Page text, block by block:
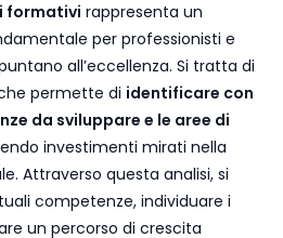
formativi rappresenta un
per professionisti e
all’eccellenza. Si tratta di
permette di identificare con
da sviluppare e le aree di
investimenti mirati nella
Attraverso questa analisi, si
competenze, individuare i
un percorso di crescita